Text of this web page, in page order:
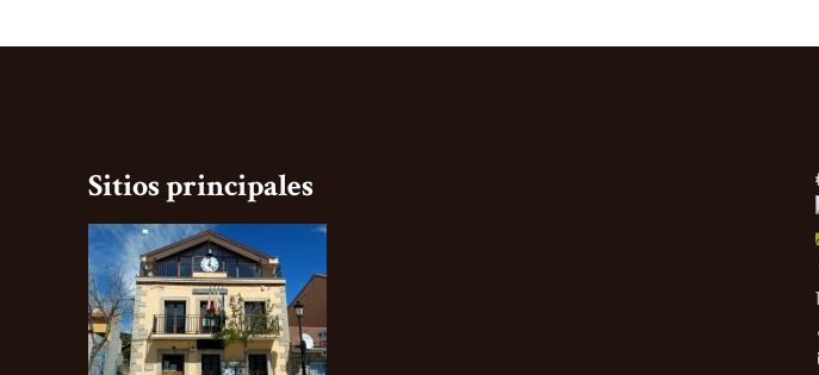
Sitios principales